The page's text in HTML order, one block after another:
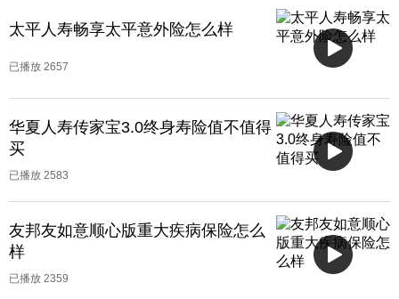
太平人寿畅享太平意外险怎么样
已播放 2657
华夏人寿传家宝3.0终身寿险值不值得
买
已播放 2583
友邦友如意顺心版重大疾病保险怎么
样
已播放 2359